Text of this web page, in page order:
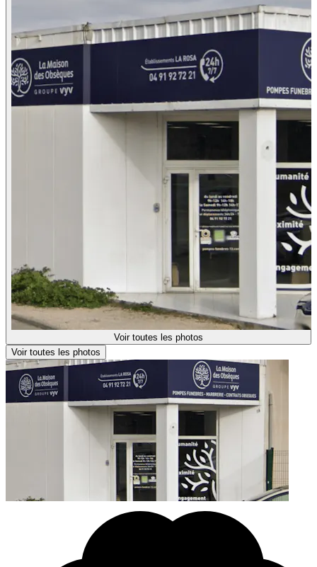
Voir toutes les photos
Voir toutes les photos